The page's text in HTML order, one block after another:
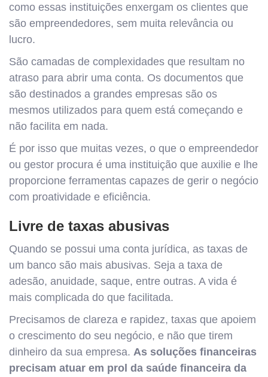
como essas instituições enxergam os clientes que
são empreendedores, sem muita relevância ou
lucro.
São camadas de complexidades que resultam no
atraso para abrir uma conta. Os documentos que
são destinados a grandes empresas são os
mesmos utilizados para quem está começando e
não facilita em nada.
É por isso que muitas vezes, o que o empreendedor
ou gestor procura é uma instituição que auxilie e lhe
proporcione ferramentas capazes de gerir o negócio
com proatividade e eficiência.
Livre de taxas abusivas
Quando se possui uma conta jurídica, as taxas de
um banco são mais abusivas. Seja a taxa de
adesão, anuidade, saque, entre outras. A vida é
mais complicada do que facilitada.
Precisamos de clareza e rapidez, taxas que apoiem
o crescimento do seu negócio, e não que tirem
dinheiro da sua empresa. As soluções financeiras
precisam atuar em prol da saúde financeira da